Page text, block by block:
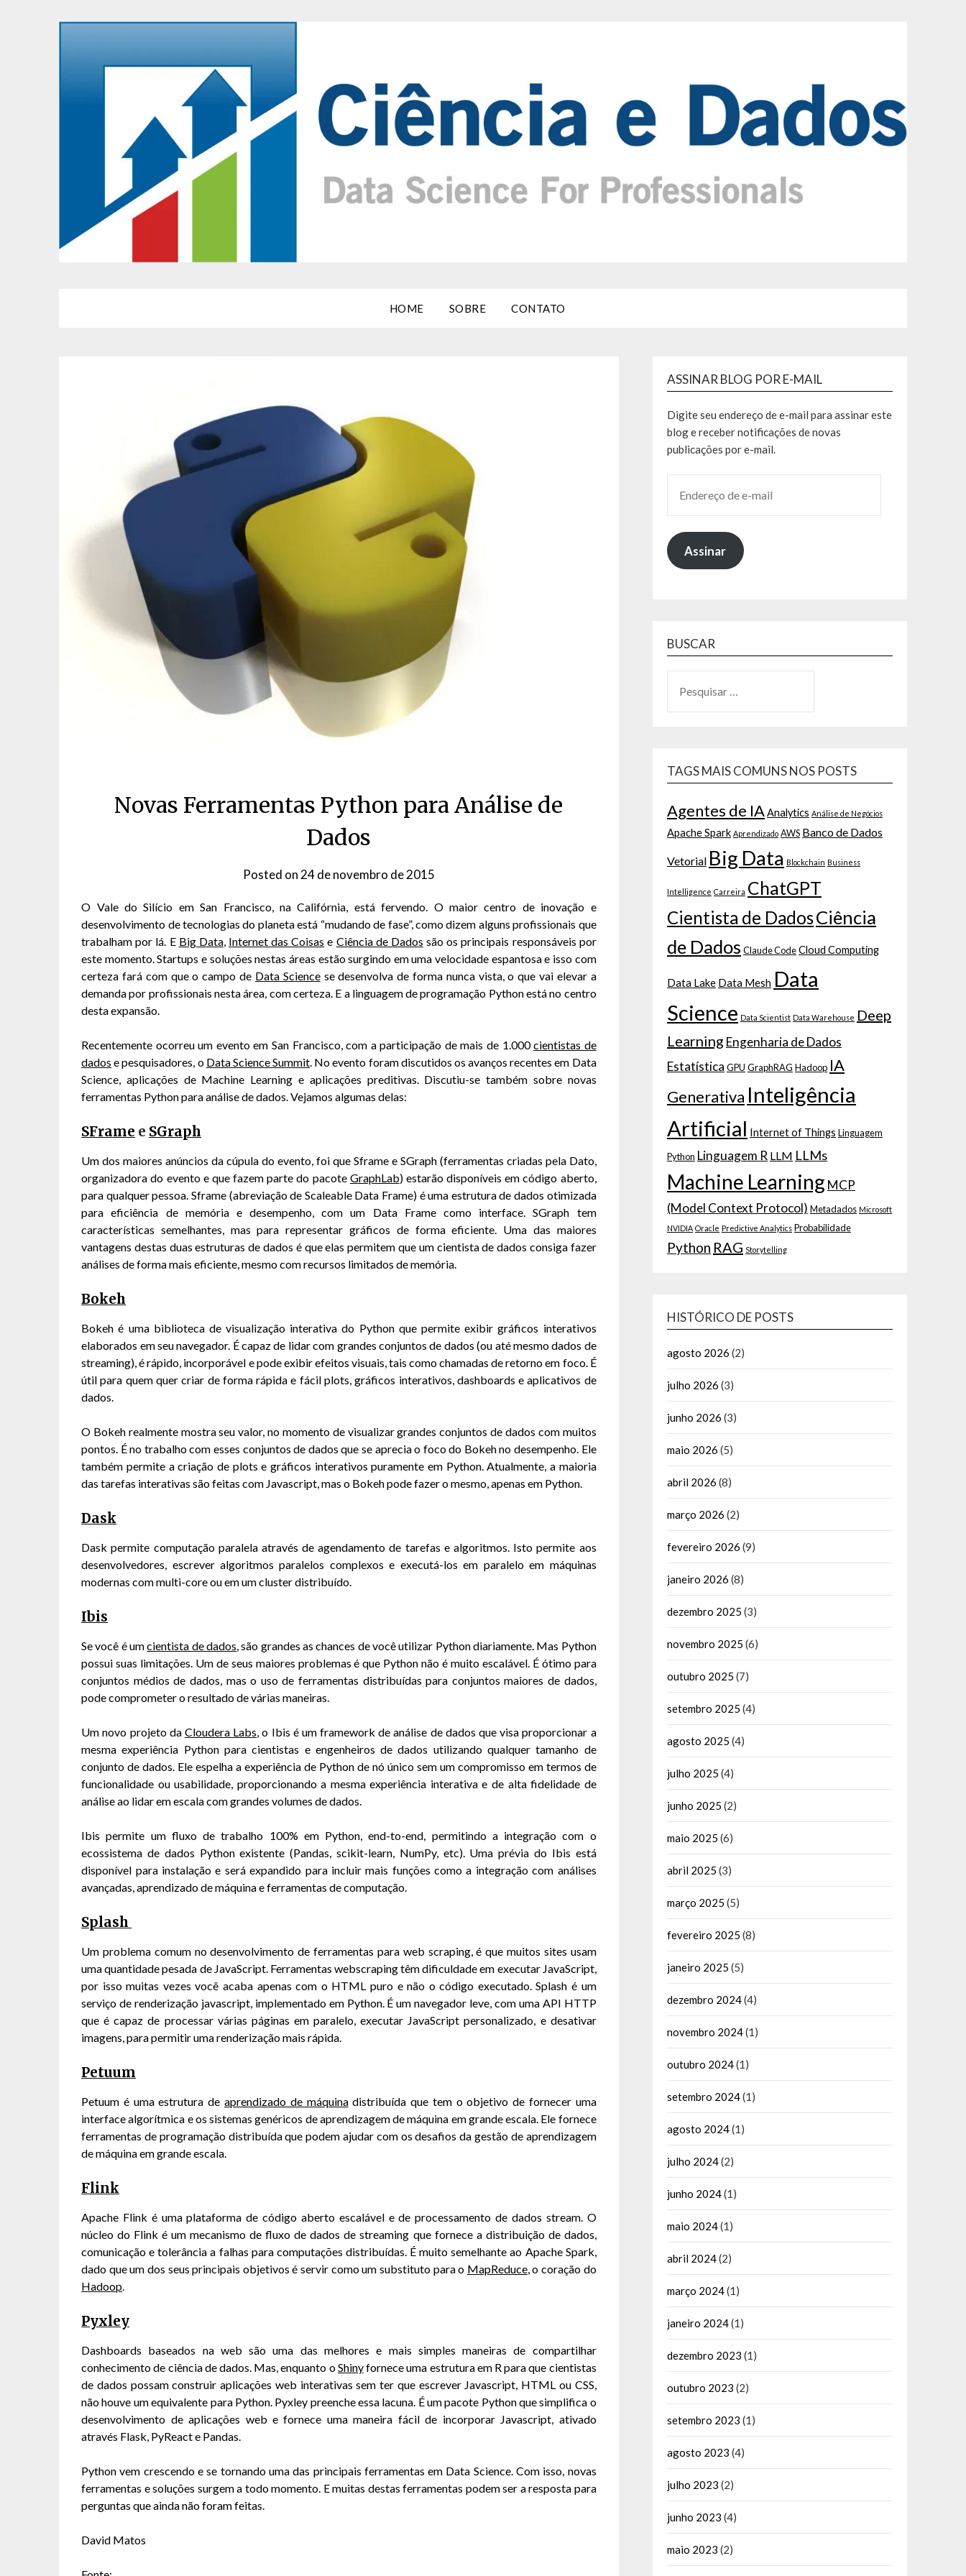
HOME SOBRE CONTATO
Novas Ferramentas Python para Análise de
Dados
Posted on 24 de novembro de 2015
Matos
O Vale do Silício em San Francisco, na Califórnia, está fervendo. O maior centro de inovação e
desenvolvimento de tecnologias do planeta está “mudando de fase”, como dizem alguns profissionais que
trabalham por lá. E Big Data, Internet das Coisas e Ciência de Dados são os principais responsáveis por
este momento. Startups e soluções nestas áreas estão surgindo em uma velocidade espantosa e isso com
certeza fará com que o campo de Data Sciencese desenvolva de forma nunca vista, o que vai elevar a
demanda por profissionais nesta área, com certeza. E a linguagem de programação Python está no centro
desta expansão.
Recentemente ocorreu um evento em San Francisco, com a participação de mais de 1.000cientistas de
dados e pesquisadores, o Data Science Summit . No evento foram discutidos os avanços recentes em Data
Science, aplicações de Machine Learning e aplicações preditivas. Discutiu-se também sobre novas
ferramentas Python para análise de dados. Vejamos algumas delas:
SFrame e SGraph
Um dos maiores anúncios da cúpula do evento, foi que Sframe e SGraph (ferramentas criadas pela Dato,
organizadora do evento e que fazem parte do pacote GraphLab) estarão disponíveis em código aberto,
para qualquer pessoa. Sframe (abreviação de Scaleable Data Frame) é uma estrutura de dados otimizada
para eficiência de memória e desempenho, com um Data Frame como interface. SGraph tem
características semelhantes, mas para representar gráficos de forma eficiente. Uma das maiores
vantagens destas duas estruturas de dados é que elas permitem que um cientista de dados consiga fazer
análises de forma mais eficiente, mesmo com recursos limitados de memória.
Bokeh
Bokeh é uma biblioteca de visualização interativa do Python que permite exibir gráficos interativos
elaborados em seu navegador. É capaz de lidar com grandes conjuntos de dados (ou até mesmo dados de
streaming), é rápido, incorporável e pode exibir efeitos visuais, tais como chamadas de retorno em foco. É
útil para quem quer criar de forma rápida e fácil plots, gráficos interativos, dashboards e aplicativos de
dados.
O Bokeh realmente mostra seu valor, no momento de visualizar grandes conjuntos de dados com muitos
pontos. É no trabalho com esses conjuntos de dados que se aprecia o foco do Bokeh no desempenho. Ele
também permite a criação de plots e gráficos interativos puramente em Python. Atualmente, a maioria
das tarefas interativas são feitas com Javascript, mas o Bokeh pode fazer o mesmo, apenas em Python.
Dask
Dask permite computação paralela através de agendamento de tarefas e algoritmos. Isto permite aos
desenvolvedores, escrever algoritmos paralelos complexos e executá-los em paralelo em máquinas
modernas com multi-core ou em um cluster distribuído.
Ibis
Se você é umcientista de dados , são grandes as chances de você utilizar Python diariamente. Mas Python
possui suas limitações. Um de seus maiores problemas é que Python não é muito escalável. É ótimo para
conjuntos médios de dados, mas o uso de ferramentas distribuídas para conjuntos maiores de dados,
pode comprometer o resultado de várias maneiras.
Um novo projeto da Cloudera Labs , o Ibis é um framework de análise de dados que visa proporcionar a
mesma experiência Python para cientistas e engenheiros de dados utilizando qualquer tamanho de
conjunto de dados. Ele espelha a experiência de Python de nó único sem um compromisso em termos de
funcionalidade ou usabilidade, proporcionando a mesma experiência interativa e de alta fidelidade de
análise ao lidar em escala com grandes volumes de dados.
Ibis permite um fluxo de trabalho 100% em Python, end-to-end, permitindo a integração com o
ecossistema de dados Python existente (Pandas, scikit-learn, NumPy, etc). Uma prévia do Ibis está
disponível para instalação e será expandido para incluir mais funções como a integração com análises
avançadas, aprendizado de máquina e ferramentas de computação.
Splash
Um problema comum no desenvolvimento de ferramentas para web scraping, é que muitos sites usam
uma quantidade pesada de JavaScript. Ferramentas webscraping têm dificuldade em executar JavaScript,
por isso muitas vezes você acaba apenas com o HTML puro e não o código executado. Splash é um
serviço de renderização javascript, implementado em Python. É um navegador leve, com uma API HTTP
que é capaz de processar várias páginas em paralelo, executar JavaScript personalizado, e desativar
imagens, para permitir uma renderização mais rápida.
Petuum
Petuum é uma estrutura de aprendizado de máquinadistribuída que tem o objetivo de fornecer uma
interface algorítmica e os sistemas genéricos de aprendizagem de máquina em grande escala. Ele fornece
ferramentas de programação distribuída que podem ajudar com os desafios da gestão de aprendizagem
de máquina em grande escala.
Flink
Apache Flink é uma plataforma de código aberto escalável e de processamento de dados stream. O
núcleo do Flink é um mecanismo de fluxo de dados de streaming que fornece a distribuição de dados,
comunicação e tolerância a falhas para computações distribuídas. É muito semelhante ao Apache Spark,
dado que um dos seus principais objetivos é servir como um substituto para o MapReduce, o coração do
Hadoop
Pyxley
Dashboards baseados na web são uma das melhores e mais simples maneiras de compartilhar
conhecimento de ciência de dados. Mas, enquanto oShinyfornece uma estrutura em R para que cientistas
de dados possam construir aplicações web interativas sem ter que escrever Javascript, HTML ou CSS,
não houve um equivalente para Python. Pyxley preenche essa lacuna. É um pacote Python que simplifica o
desenvolvimento de aplicações web e fornece uma maneira fácil de incorporar Javascript, ativado
através Flask, PyReact e Pandas.
Python vem crescendo e se tornando uma das principais ferramentas em Data Science. Com isso, novas
ferramentas e soluções surgem a todo momento. E muitas destas ferramentas podem ser a resposta para
perguntas que ainda não foram feitas.
David Matos
ASSINAR BLOG POR E-MAIL
Digite seu endereço de e-mail para assinar este
blog e receber notificações de novas
publicações por e-mail.
Assinar
BUSCAR
TAGS MAIS COMUNS NOS POSTS
Agentes de IAAnalytics Análise de Negócios
Apache Spark Aprendizado AWS Banco de Dados
Vetorial Big Data Blockchain Business
Intelligence Carreira ChatGPT
Cientista de DadosCiência
de Dados Claude CodeCloud Computing
Data Lake Data Mesh Data
Science Data Scientist Data Warehouse Deep
Learning Engenharia de Dados
Estatística GPU GraphRAG Hadoop IA
Generativa Inteligência
Artificial Internet of Things Linguagem
Python Linguagem R LLM LLMs
Machine Learning MCP
(Model Context Protocol) Metadados Microsoft
NVIDIA Oracle Predictive Analytics Probabilidade
Python RAG Storytelling
HISTÓRICO DE POSTS
agosto 2026 (2)
julho 2026 (3)
junho 2026 (3)
maio 2026 (5)
abril 2026 (8)
março 2026 (2)
fevereiro 2026 (9)
janeiro 2026 (8)
dezembro 2025 (3)
novembro 2025 (6)
outubro 2025 (7)
setembro 2025 (4)
agosto 2025 (4)
julho 2025 (4)
junho 2025 (2)
maio 2025 (6)
abril 2025 (3)
março 2025 (5)
fevereiro 2025 (8)
janeiro 2025 (5)
dezembro 2024(4)
novembro 2024(1)
outubro 2024(1)
setembro 2024(1)
agosto 2024(1)
julho 2024(2)
junho 2024(1)
maio 2024(1)
abril 2024(2)
março 2024(1)
janeiro 2024(1)
dezembro 2023 (1)
outubro 2023 (2)
setembro 2023 (1)
agosto 2023 (4)
julho 2023 (2)
junho 2023 (4)
maio 2023 (2)